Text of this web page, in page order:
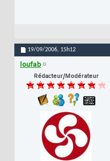
19/09/2006, 15h12
loufab
Rédacteur/Modérateur